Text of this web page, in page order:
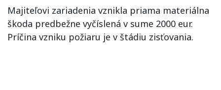
Majiteľovi zariadenia vznikla priama materiálna
škoda predbežne vyčíslená v sume 2000 eur.
Príčina vzniku požiaru je v štádiu zisťovania.